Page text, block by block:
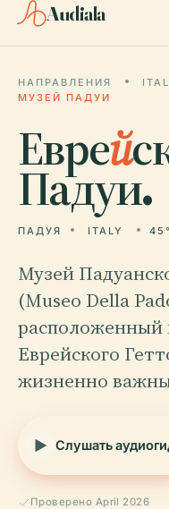
Audiala
НАПРАВЛЕНИЯ
МУЗЕЙ ПАДУИ
Еврей
Падуи.
ПАДУЯ ITALY
Музей
(Museo Della
расположенный
Еврейского
жизненно
Слушать
Проверено April 2026